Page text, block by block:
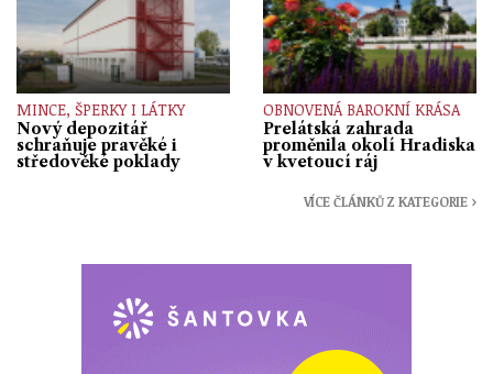
MINCE, ŠPERKY I LÁTKY
Nový depozitář
schraňuje pravěké i
středověké poklady
OBNOVENÁ BAROKNÍ KRÁSA
Prelátská zahrada
proměnila okolí Hradiska
v kvetoucí ráj
VÍCE ČLÁNKŮ Z KATEGORIE ›